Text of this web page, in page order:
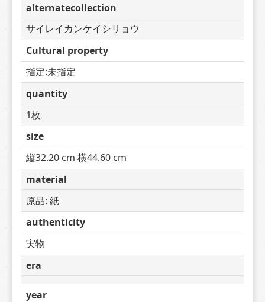
alternatecollection
サイレイカンケイシリョウ
Cultural property
指定:未指定
quantity
1枚
size
縦32.20 cm 横44.60 cm
material
原品: 紙
authenticity
実物
era
year